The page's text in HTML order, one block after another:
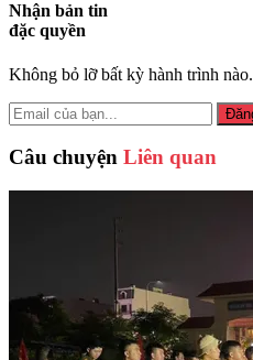
Nhận bản tin
đặc quyền
Không bỏ lỡ bất kỳ hành trình nào.
Câu chuyện Liên quan